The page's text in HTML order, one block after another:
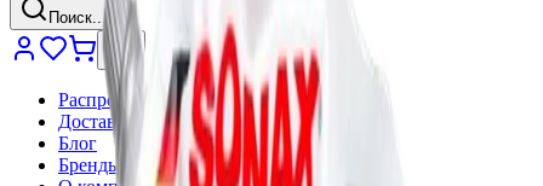
Поиск...
Распродажа
Доставка и оплата
Блог
Бренды